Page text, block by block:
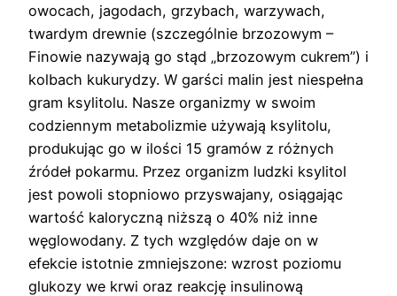
owocach, jagodach, grzybach, warzywach,
twardym drewnie (szczególnie brzozowym –
Finowie nazywają go stąd „brzozowym cukrem”) i
kolbach kukurydzy. W garści malin jest niespełna
gram ksylitolu. Nasze organizmy w swoim
codziennym metabolizmie używają ksylitolu,
produkując go w ilości 15 gramów z różnych
źródeł pokarmu. Przez organizm ludzki ksylitol
jest powoli stopniowo przyswajany, osiągając
wartość kaloryczną niższą o 40% niż inne
węglowodany. Z tych względów daje on w
efekcie istotnie zmniejszone: wzrost poziomu
glukozy we krwi oraz reakcję insulinową